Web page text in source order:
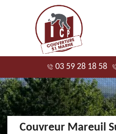
03 59 28 18 58
Couvreur Mareuil